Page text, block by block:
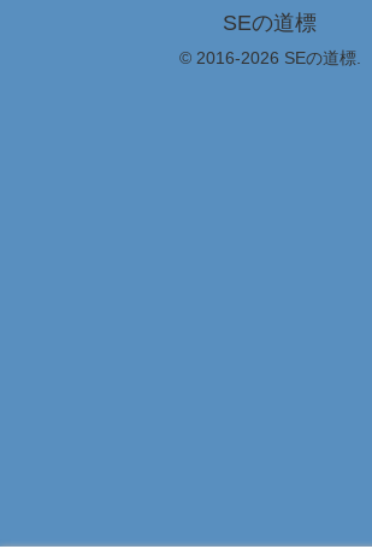
SEの道標
© 2016-2026 SEの道標.